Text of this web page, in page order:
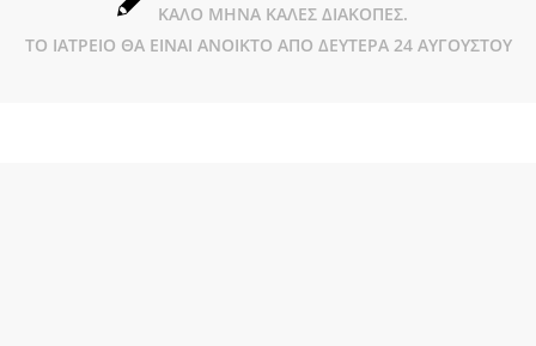
ΚΑΛΟ ΜΗΝΑ ΚΑΛΕΣ ΔΙΑΚΟΠΕΣ.
ΤΟ ΙΑΤΡΕΙΟ ΘΑ ΕΙΝΑΙ ΑΝΟΙΚΤΟ ΑΠΟ ΔΕΥΤΕΡΑ 24 ΑΥΓΟΥΣΤΟΥ